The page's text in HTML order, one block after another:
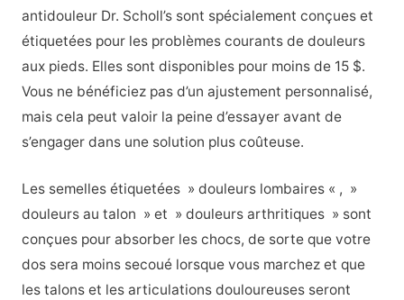
antidouleur Dr. Scholl’s sont spécialement conçues et
étiquetées pour les problèmes courants de douleurs
aux pieds. Elles sont disponibles pour moins de 15 $.
Vous ne bénéficiez pas d’un ajustement personnalisé,
mais cela peut valoir la peine d’essayer avant de
s’engager dans une solution plus coûteuse.
Les semelles étiquetées » douleurs lombaires « , »
douleurs au talon » et » douleurs arthritiques » sont
conçues pour absorber les chocs, de sorte que votre
dos sera moins secoué lorsque vous marchez et que
les talons et les articulations douloureuses seront